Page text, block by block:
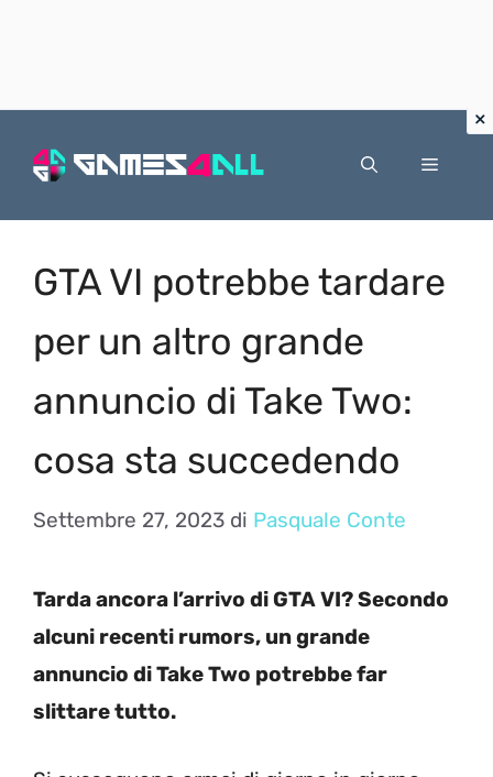
Menu
GTA VI potrebbe tardare
per un altro grande
annuncio di Take Two:
cosa sta succedendo
Settembre 27, 2023 di Pasquale Conte
Tarda ancora l’arrivo di GTA VI? Secondo
alcuni recenti rumors, un grande
annuncio di Take Two potrebbe far
slittare tutto.